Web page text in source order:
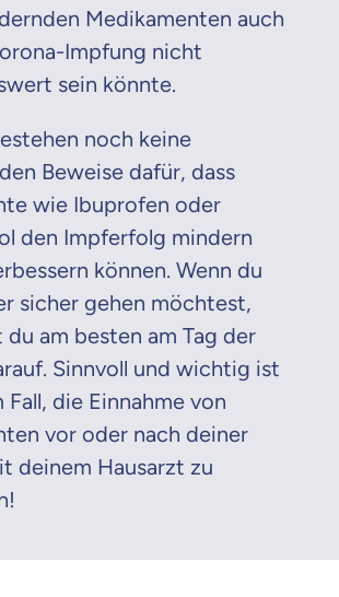
Medikamenten auch
Impfung nicht
sein könnte.
noch keine
Beweise dafür, dass
wie Ibuprofen oder
den Impferfolg mindern
können. Wenn du
sicher gehen möchtest,
am besten am Tag der
Sinnvoll und wichtig ist
Fall, die Einnahme von
vor oder nach deiner
deinem Hausarzt zu